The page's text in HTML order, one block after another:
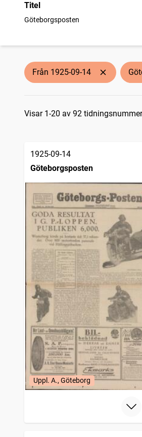
Titel
Göteborgsposten
träffar
Från 1925-09-14
Sökresultat
Visar 1-20 av 92 tidningsnummer
1925-09-14
Göteborgsposten
Uppl. A., Göteborg